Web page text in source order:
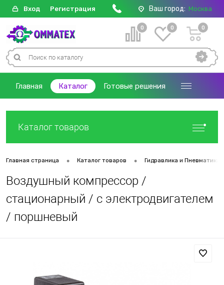
Вход Регистрация Ваш город: Москва
0 0 0
Главная Каталог Готовые решения
Каталог товаров
Главная страница • Каталог товаров • Гидравлика и Пневматика
Воздушный компрессор /
стационарный / с электродвигателем
/ поршневый